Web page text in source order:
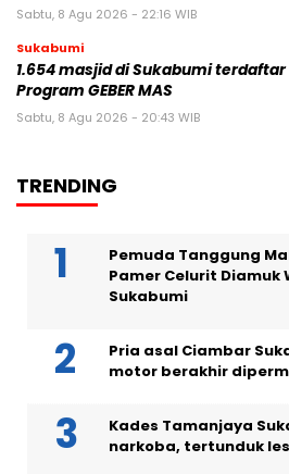
Sabtu, 8 Agu 2026 - 22:16 WIB
Sukabumi
1.654 masjid di Sukabumi terdaftar
Program GEBER MAS
Sabtu, 8 Agu 2026 - 20:43 WIB
TRENDING
Pemuda Tanggung
Pamer Celurit Diamuk
Sukabumi
Pria asal Ciambar
motor berakhir
Kades Tamanjaya
narkoba, tertunduk